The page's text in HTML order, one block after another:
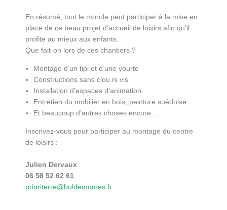
En résumé, tout le monde peut participer à la mise en
place de ce beau projet d’accueil de loisirs afin qu’il
profite au mieux aux enfants.
Que fait-on lors de ces chantiers ?
Montage d’un tipi et d’une yourte
Constructions sans clou ni vis
Installation d’espaces d’animation
Entretien du mobilier en bois, peinture suédoise…
Et beaucoup d’autres choses encore…
Inscrivez-vous pour participer au montage du centre
de loisirs :
Julien Dervaux
06 58 52 62 61
prioriterre@buldemomes.fr